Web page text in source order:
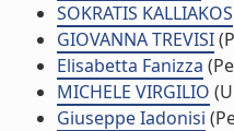
SOKRATIS KALLIAKOS
GIOVANNA TREVISI
Elisabetta Fanizza
MICHELE VIRGILIO
Giuseppe Iadonisi